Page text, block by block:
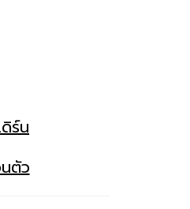
ร์น
ตัว